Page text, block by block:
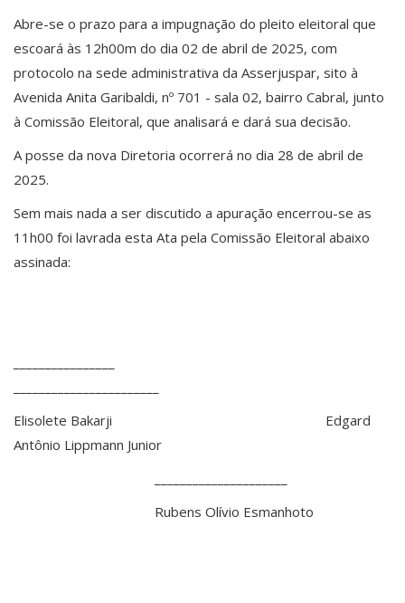
Abre-se o prazo para a impugnação do pleito eleitoral que
escoará às 12h00m do dia 02 de abril de 2025, com
protocolo na sede administrativa da Asserjuspar, sito à
Avenida Anita Garibaldi, nº 701 - sala 02, bairro Cabral, junto
à Comissão Eleitoral, que analisará e dará sua decisão.
A posse da nova Diretoria ocorrerá no dia 28 de abril de
2025.
Sem mais nada a ser discutido a apuração encerrou-se as
11h00 foi lavrada esta Ata pela Comissão Eleitoral abaixo
assinada:
Elisolete Bakarji Edgard
Antônio Lippmann Junior
Rubens Olívio Esmanhoto